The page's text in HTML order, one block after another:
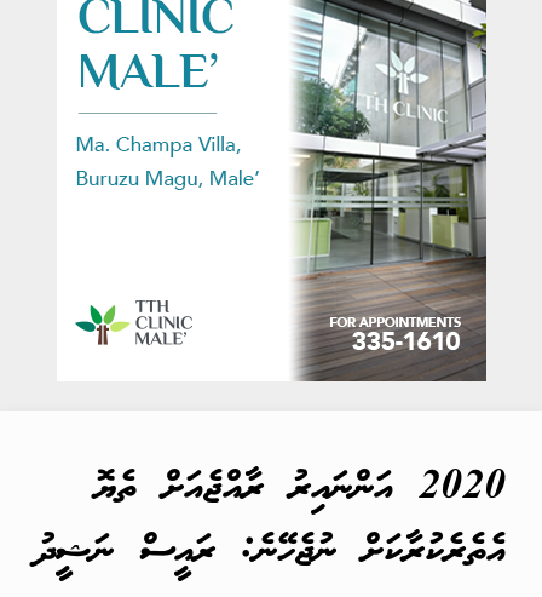
2020 އަންނައިރު ރާއްޖެއަށް ތެޔޮ
އެތެރެކުރާކަށް ނުޖެހޭނެ: ރައީސް ނަޝީދު